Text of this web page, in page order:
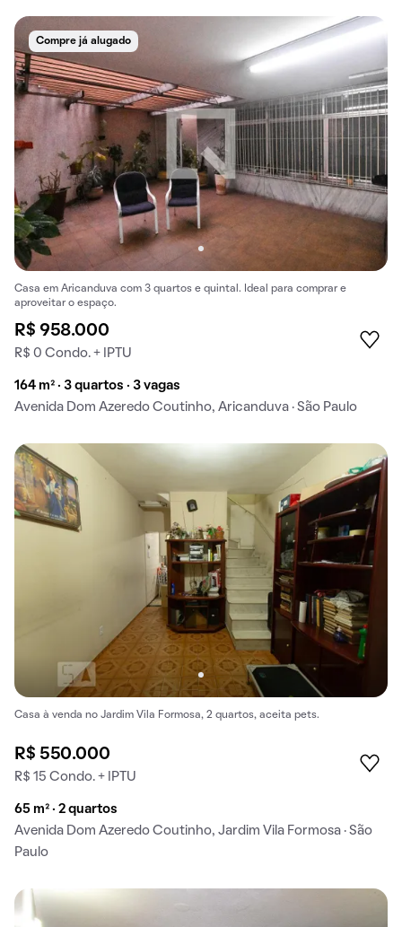
Compre já alugado
Casa em Aricanduva com 3 quartos e quintal. Ideal para comprar e
aproveitar o espaço.
R$ 958.000
R$ 0 Condo. + IPTU
164 m² · 3 quartos · 3 vagas
Avenida Dom Azeredo Coutinho, Aricanduva · São Paulo
Casa à venda no Jardim Vila Formosa, 2 quartos, aceita pets.
R$ 550.000
R$ 15 Condo. + IPTU
65 m² · 2 quartos
Avenida Dom Azeredo Coutinho, Jardim Vila Formosa · São
Paulo